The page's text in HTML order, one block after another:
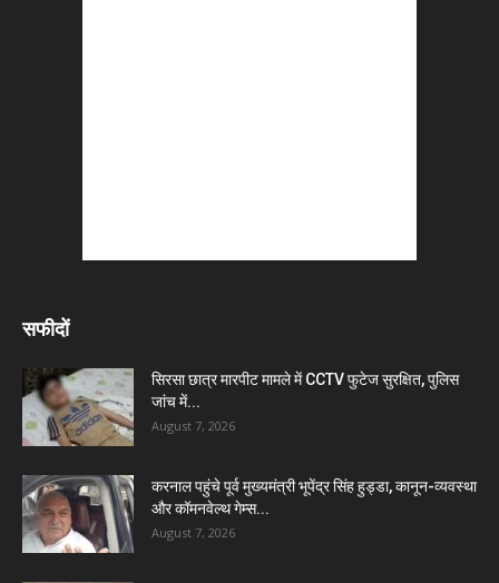
सफीदों
सिरसा छात्र मारपीट मामले में CCTV फुटेज सुरक्षित, पुलिस
जांच में...
August 7, 2026
करनाल पहुंचे पूर्व मुख्यमंत्री भूपेंद्र सिंह हुड्डा, कानून-व्यवस्था
और कॉमनवेल्थ गेम्स...
August 7, 2026